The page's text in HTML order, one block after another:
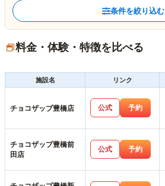
条件を絞り込む
料金・体験・特徴を比べる
施設名
リンク
チョコザップ豊橋店 公式 予約
チョコザップ豊橋前
田店
公式 予約